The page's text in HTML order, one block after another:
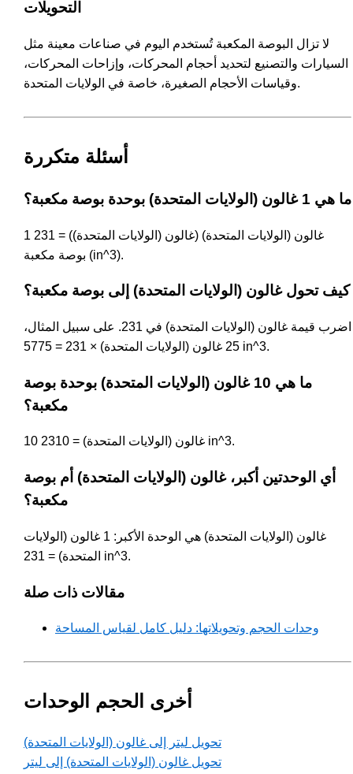
التحويلات
لا تزال البوصة المكعبة تُستخدم اليوم في صناعات معينة مثل
السيارات والتصنيع لتحديد أحجام المحركات، وإزاحات المحركات،
وقياسات الأحجام الصغيرة، خاصة في الولايات المتحدة.
أسئلة متكررة
ما هي 1 غالون (الولايات المتحدة) بوحدة بوصة مكعبة؟
1 غالون (الولايات المتحدة) (غالون (الولايات المتحدة)) = 231
بوصة مكعبة (in^3).
كيف تحول غالون (الولايات المتحدة) إلى بوصة مكعبة؟
اضرب قيمة غالون (الولايات المتحدة) في 231. على سبيل المثال،
25 غالون (الولايات المتحدة) × 231 = 5775 in^3.
ما هي 10 غالون (الولايات المتحدة) بوحدة بوصة
مكعبة؟
10 غالون (الولايات المتحدة) = 2310 in^3.
أي الوحدتين أكبر، غالون (الولايات المتحدة) أم بوصة
مكعبة؟
غالون (الولايات المتحدة) هي الوحدة الأكبر: 1 غالون (الولايات
المتحدة) = 231 in^3.
مقالات ذات صلة
وحدات الحجم وتحويلاتها: دليل كامل لقياس المساحة
أخرى الحجم الوحدات
تحويل ليتر إلى غالون (الولايات المتحدة)
تحويل غالون (الولايات المتحدة) إلى ليتر